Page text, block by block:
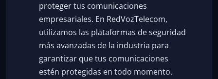
proteger tus comunicaciones
empresariales. En RedVozTelecom,
utilizamos las plataformas de seguridad
más avanzadas de la industria para
garantizar que tus comunicaciones
estén protegidas en todo momento.